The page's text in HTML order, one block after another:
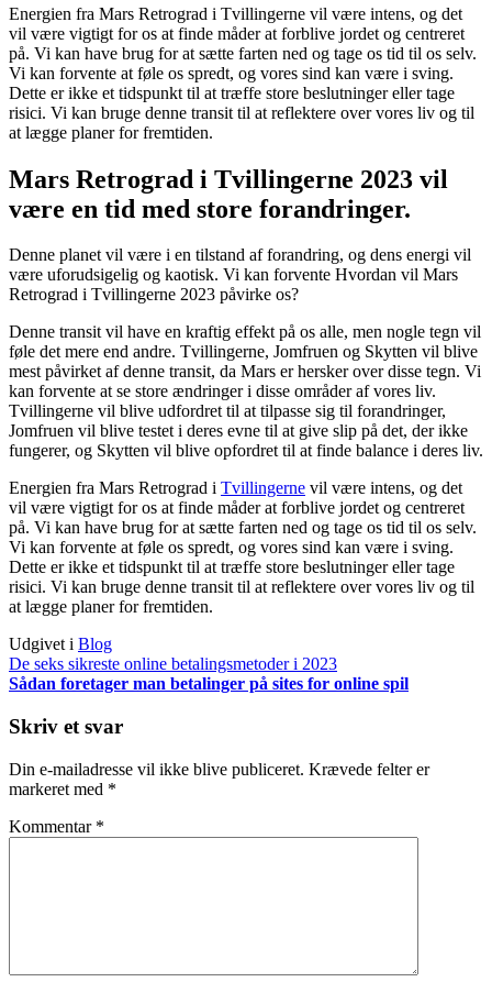
Energien fra Mars Retrograd i Tvillingerne vil være intens, og det
vil være vigtigt for os at finde måder at forblive jordet og centreret
på. Vi kan have brug for at sætte farten ned og tage os tid til os selv.
Vi kan forvente at føle os spredt, og vores sind kan være i sving.
Dette er ikke et tidspunkt til at træffe store beslutninger eller tage
risici. Vi kan bruge denne transit til at reflektere over vores liv og til
at lægge planer for fremtiden.
Mars Retrograd i Tvillingerne 2023 vil
være en tid med store forandringer.
Denne planet vil være i en tilstand af forandring, og dens energi vil
være uforudsigelig og kaotisk. Vi kan forvente Hvordan vil Mars
Retrograd i Tvillingerne 2023 påvirke os?
Denne transit vil have en kraftig effekt på os alle, men nogle tegn vil
føle det mere end andre. Tvillingerne, Jomfruen og Skytten vil blive
mest påvirket af denne transit, da Mars er hersker over disse tegn. Vi
kan forvente at se store ændringer i disse områder af vores liv.
Tvillingerne vil blive udfordret til at tilpasse sig til forandringer,
Jomfruen vil blive testet i deres evne til at give slip på det, der ikke
fungerer, og Skytten vil blive opfordret til at finde balance i deres liv.
Energien fra Mars Retrograd i Tvillingerne vil være intens, og det
vil være vigtigt for os at finde måder at forblive jordet og centreret
på. Vi kan have brug for at sætte farten ned og tage os tid til os selv.
Vi kan forvente at føle os spredt, og vores sind kan være i sving.
Dette er ikke et tidspunkt til at træffe store beslutninger eller tage
risici. Vi kan bruge denne transit til at reflektere over vores liv og til
at lægge planer for fremtiden.
Udgivet i Blog
Indlægsnavigation
De seks sikreste online betalingsmetoder i 2023
Sådan foretager man betalinger på sites for online spil
Skriv et svar
Din e-mailadresse vil ikke blive publiceret. Krævede felter er
markeret med *
Kommentar *